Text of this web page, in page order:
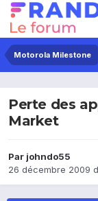
Motorola Milestone
Perte des
Market
Par johndo55
26 décembre 2009